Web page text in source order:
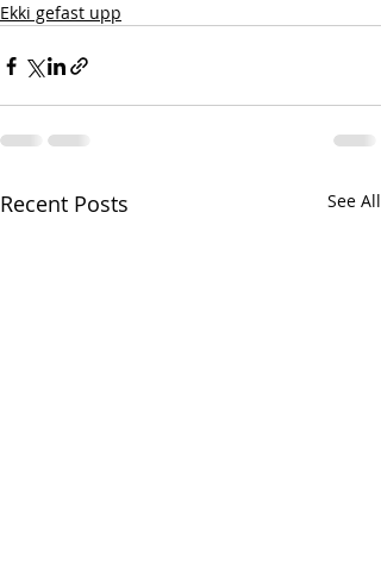
Ekki gefast upp
Recent Posts See All